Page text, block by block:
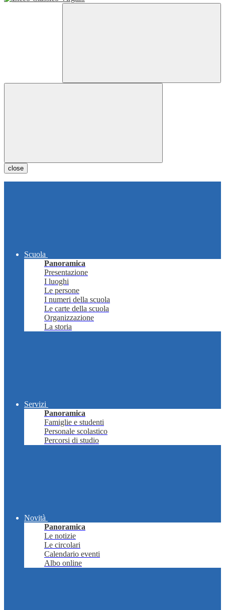
close
Scuola
Panoramica
Presentazione
I luoghi
Le persone
I numeri della scuola
Le carte della scuola
Organizzazione
La storia
Servizi
Panoramica
Famiglie e studenti
Personale scolastico
Percorsi di studio
Novità
Panoramica
Le notizie
Le circolari
Calendario eventi
Albo online